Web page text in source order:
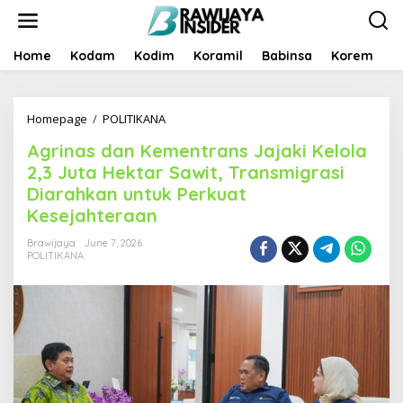
t
Home Kodam Kodim Koramil Babinsa Korem
Homepage / POLITIKANA
r
n
a
m
e
n
a
Agrinas dan Kementrans Jajaki Kelola
2,3 Juta Hektar Sawit, Transmigrasi
Diarahkan untuk Perkuat
Kesejahteraan
Brawijaya
June 7, 2026
POLITIKANA